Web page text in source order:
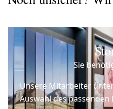
Sie
Unsere Mitarbeiter
Auswahl des passenden